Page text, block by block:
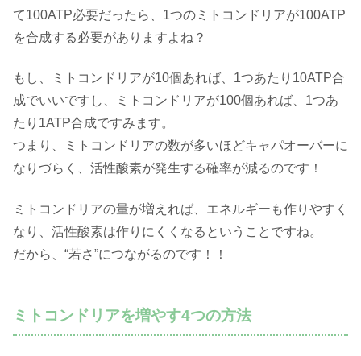
て100ATP必要だったら、1つのミトコンドリアが100ATP
を合成する必要がありますよね？
もし、ミトコンドリアが10個あれば、1つあたり10ATP合
成でいいですし、ミトコンドリアが100個あれば、1つあ
たり1ATP合成ですみます。
つまり、ミトコンドリアの数が多いほどキャパオーバーに
なりづらく、活性酸素が発生する確率が減るのです！
ミトコンドリアの量が増えれば、エネルギーも作りやすく
なり、活性酸素は作りにくくなるということですね。
だから、“若さ”につながるのです！！
ミトコンドリアを増やす4つの方法